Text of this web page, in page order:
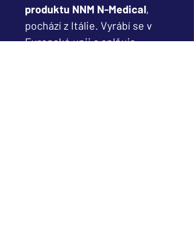
produktu NNM N-Medical,
pochází z Itálie. Vyrábí se v
Evropské unii a splňuje